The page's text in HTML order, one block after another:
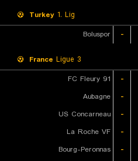
Turkey 1. Lig
Boluspor
-
France Ligue 3
FC Fleury 91
-
Aubagne
-
US Concarneau
-
La Roche VF
-
Bourg-Peronnas
-